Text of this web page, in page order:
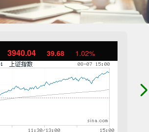
3940.04 39.68 1.02%